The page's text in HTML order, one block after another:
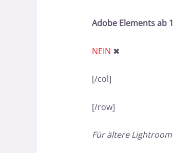
Adobe Elements ab
NEIN ✖
[/col]
[/row]
Für ältere